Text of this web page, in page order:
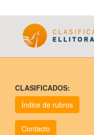
CLASIFICADOS:
Índice de rubros
Contacto